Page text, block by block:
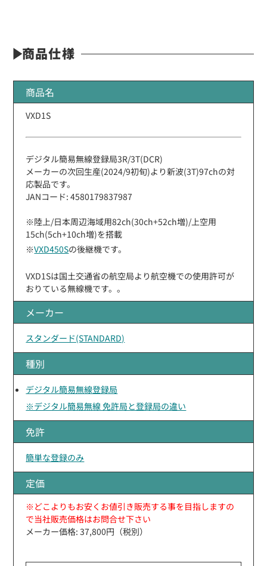
商品仕様
商品名
VXD1S
デジタル簡易無線登録局3R/3T(DCR)
メーカーの次回生産(2024/9初旬)より新波(3T)97chの対
応製品です。
JANコード: 4580179837987
※陸上/日本周辺海域用82ch(30ch+52ch増)/上空用
15ch(5ch+10ch増)を搭載
※VXD450Sの後継機です。
VXD1Sは国土交通省の航空局より航空機での使用許可が
おりている無線機です。。
メーカー
スタンダード(STANDARD)
種別
デジタル簡易無線登録局
※デジタル簡易無線 免許局と登録局の違い
免許
簡単な登録のみ
定価
※どこよりもお安くお値引き販売する事を目指しますの
で当社販売価格はお問合せ下さい
メーカー価格: 37,800円（税別）